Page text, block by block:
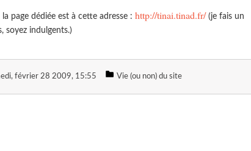
la page dédiée est à cette adresse : http://tinai.tinad.fr/ (je fais un
soyez indulgents.)
février 28 2009, 15:55 Vie (ou non) du site